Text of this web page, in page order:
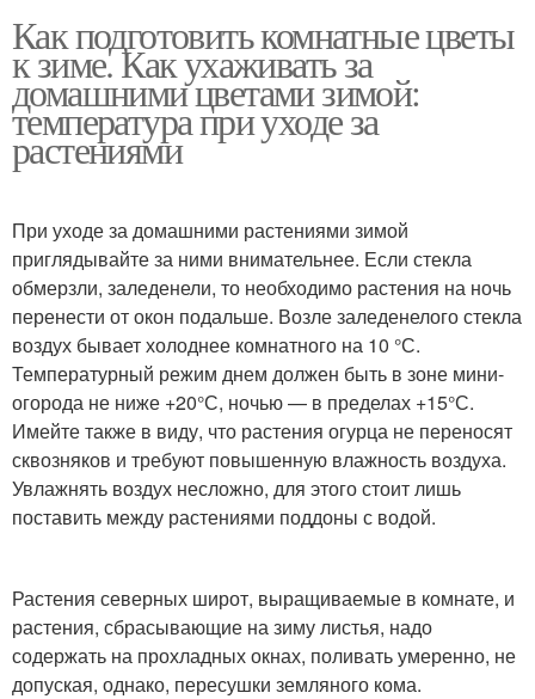
Как подготовить комнатные цветы
к зиме. Как ухаживать за
домашними цветами зимой:
температура при уходе за
растениями
При уходе за домашними растениями зимой
приглядывайте за ними внимательнее. Если стекла
обмерзли, заледенели, то необходимо растения на ночь
перенести от окон подальше. Возле заледенелого стекла
воздух бывает холоднее комнатного на 10 °С.
Температурный режим днем должен быть в зоне мини-
огорода не ниже +20°С, ночью — в пределах +15°С.
Имейте также в виду, что растения огурца не переносят
сквозняков и требуют повышенную влажность воздуха.
Увлажнять воздух несложно, для этого стоит лишь
поставить между растениями поддоны с водой.
Растения северных широт, выращиваемые в комнате, и
растения, сбрасывающие на зиму листья, надо
содержать на прохладных окнах, поливать умеренно, не
допуская, однако, пересушки земляного кома.